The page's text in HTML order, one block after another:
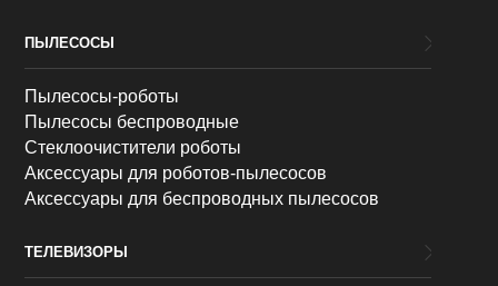
ПЫЛЕСОСЫ
Пылесосы-роботы
Пылесосы беспроводные
Стеклоочистители роботы
Аксессуары для роботов-пылесосов
Аксессуары для беспроводных пылесосов
ТЕЛЕВИЗОРЫ